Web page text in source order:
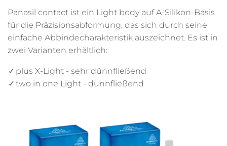
Panasil contact ist ein Light body auf A-Silikon-Basis
für die Präzisionsabformung, das sich durch seine
einfache Abbindecharakteristik auszeichnet. Es ist in
zwei Varianten erhältlich:
plus X-Light - sehr dünnfließend
two in one Light - dünnfließend